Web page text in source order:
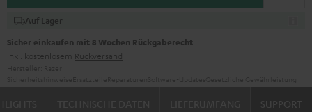
Auf Lager
Sicher einkaufen mit 8 Wochen Rückgaberecht
inkl. kostenlosem Rückversand
SUPPORT